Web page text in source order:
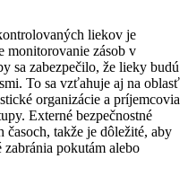
liekov je
monitorovanie zásob v
sa zabezpečilo, že lieky budú
To sa vzťahuje aj na oblasť
organizácie a príjemcovia
Externé bezpečnostné
takže je dôležité, aby
zabránia pokutám alebo